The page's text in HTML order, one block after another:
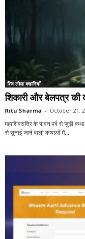
शिव लीला कहानियाँ
शिकारी और बेलपत्र
Ritu Sharma - October 21,
महाशिवरात्रि के पावन पर्व से जुड़ी
से सुनाई जाने वाली कथाओं में...